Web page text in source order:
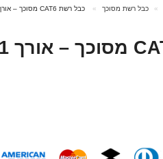
כבל רשת מסוכך כבל רשת CAT6 מסוכך – אורך 1 מטר